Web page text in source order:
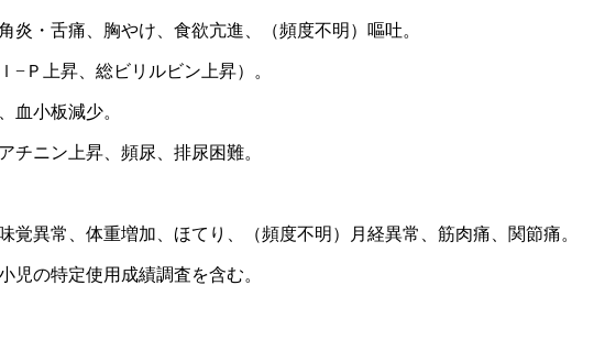
・舌痛、胸やけ、食欲亢進、（頻度不明）嘔吐。
Ｐ上昇、総ビリルビン上昇）。
血小板減少。
ニン上昇、頻尿、排尿困難。
異常、体重増加、ほてり、（頻度不明）月経異常、筋肉痛、関節痛。
の特定使用成績調査を含む。